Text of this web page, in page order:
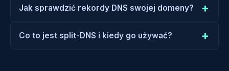
Jak sprawdzić rekordy DNS swojej domeny?
Co to jest split-DNS i kiedy go używać?